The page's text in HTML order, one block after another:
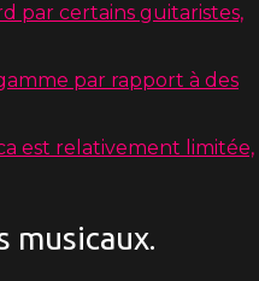
par certains guitaristes,
par rapport à des
est relativement limitée,
musicaux.